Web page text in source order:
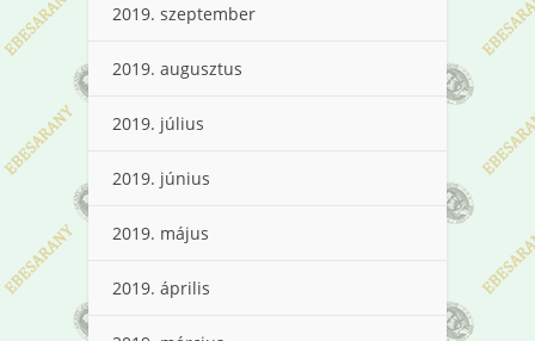
2019. szeptember
2019. augusztus
2019. július
2019. június
2019. május
2019. április